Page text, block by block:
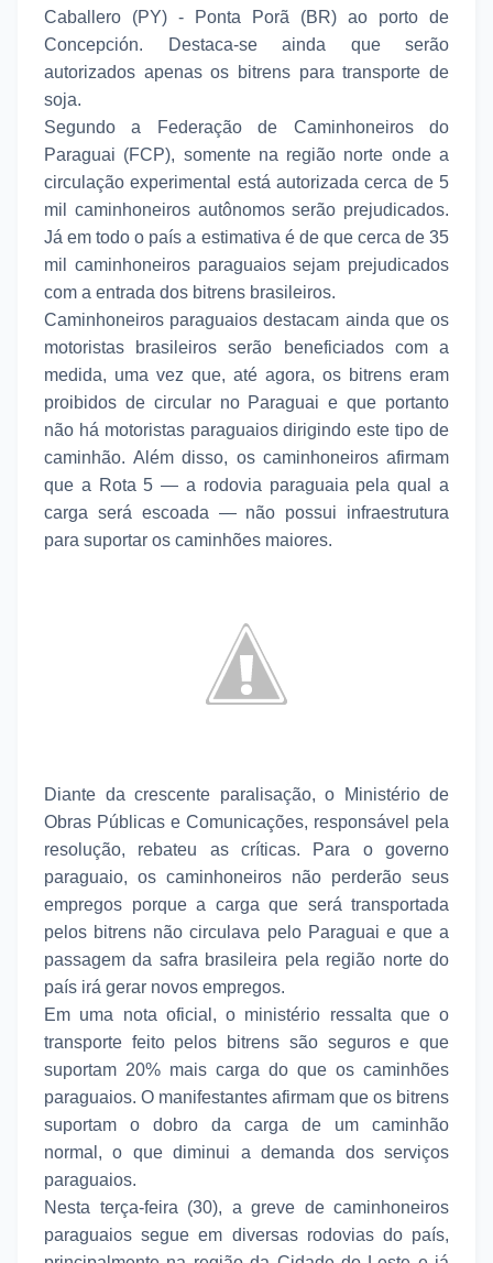
Caballero (PY) - Ponta Porã (BR) ao porto de
Concepción. Destaca-se ainda que serão
autorizados apenas os bitrens para transporte de
soja.
Segundo a
Federação de Caminhoneiros do
Paraguai (FCP), somente na região norte onde a
circulação experimental está autorizada cerca de 5
mil caminhoneiros autônomos serão prejudicados.
Já em todo o país a estimativa é de que cerca de 35
mil caminhoneiros paraguaios sejam prejudicados
com a entrada dos bitrens brasileiros.
Caminhoneiros paraguaios destacam ainda que os
motoristas brasileiros serão beneficiados com a
medida, uma vez que, até agora, os bitrens eram
proibidos de circular no Paraguai e que portanto
não há motoristas paraguaios dirigindo este tipo de
caminhão.Além disso, os caminhoneiros afirmam
que a Rota 5 — a rodovia paraguaia pela qual a
carga será escoada — não possui infraestrutura
para suportar os caminhões maiores.
Diante da crescente paralisação, o Ministério de
Obras Públicas e Comunicações, responsável pela
resolução, rebateu as críticas. Para o governo
paraguaio, os caminhoneiros não perderão seus
empregos porque a carga que será transportada
pelos bitrens não circulava pelo Paraguai e que a
passagem da safra brasileira pela região norte do
país irá gerar novos empregos.
Em uma nota oficial, o ministério ressalta que o
transporte feito pelos bitrens são seguros e que
suportam 20% mais carga do que os caminhões
paraguaios. O manifestantes afirmam que os bitrens
suportam o dobro da carga de um caminhão
normal, o que diminui a demanda dos serviços
paraguaios.
Nesta terça-feira (30), a greve de caminhoneiros
paraguaios segue em diversas rodovias do país,